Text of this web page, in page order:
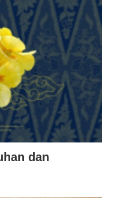
dan